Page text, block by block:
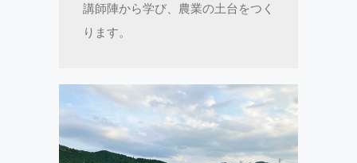
講師陣から学び、農業の土台をつく
ります。